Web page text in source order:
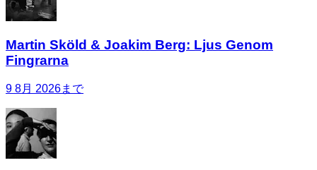
Martin Sköld & Joakim Berg: Ljus Genom
Fingrarna
9 8月 2026まで